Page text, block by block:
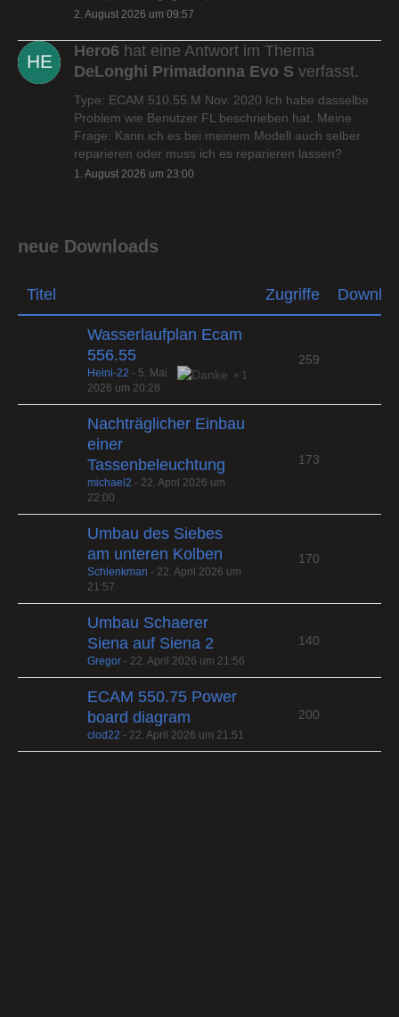
2. August 2026 um 09:57
Hero6 hat eine Antwort im Thema
DeLonghi Primadonna Evo S verfasst.
Type: ECAM 510.55.M Nov. 2020 Ich habe dasselbe
Problem wie Benutzer FL beschrieben hat. Meine
Frage: Kann ich es bei meinem Modell auch selber
reparieren oder muss ich es reparieren lassen?
1. August 2026 um 23:00
neue Downloads
Titel Zugriffe
Wasserlaufplan Ecam
556.55
1
Heini-22 - 5. Mai
2026 um 20:28
259
Nachträglicher Einbau
einer
Tassenbeleuchtung
michael2 - 22. April 2026 um
22:00
173
Umbau des Siebes
am unteren Kolben
Schlenkman - 22. April 2026 um
21:57
170
Umbau Schaerer
Siena auf Siena 2
Gregor - 22. April 2026 um 21:56
140
ECAM 550.75 Power
board diagram
clod22 - 22. April 2026 um 21:51
200